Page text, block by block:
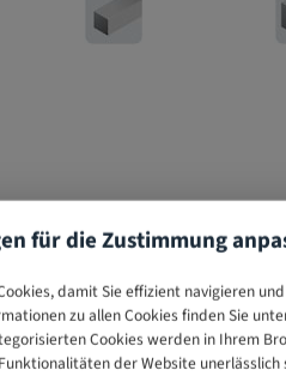
für die Zustimmung
damit Sie effizient navigieren
zu allen Cookies finden Sie
Cookies werden in Ihrem
der Website unerlässlich